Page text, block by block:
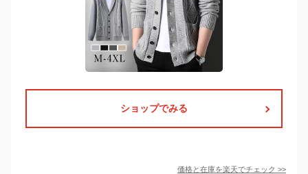
ショップでみる
価格と在庫を楽天でチェック >>